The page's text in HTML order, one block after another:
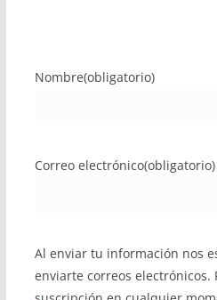
Nombre(obligatorio)
Correo electrónico(obligatorio)
Al enviar tu información nos
enviarte correos electrónicos.